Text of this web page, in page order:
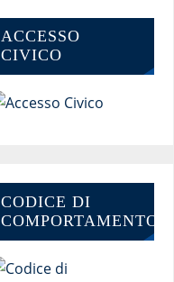
ACCESSO
CIVICO
CODICE DI
COMPORTAMENTO